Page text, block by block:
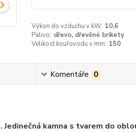
Výkon do vzduchu v kW: 10,6
Palivo: dřevo, dřevěné brikety
Velikost kouřovodu v mm: 150
Komentáře 0
kamna s tvarem do